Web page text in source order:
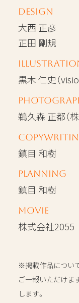
Design
大西 正彦
正田 剛規
黒木 仁史（
鵜久森 正都（
鎮目 和樹
Planning
鎮目 和樹
Movie
株式会社2055
※掲載作品につい
ご一報いただけま
します。